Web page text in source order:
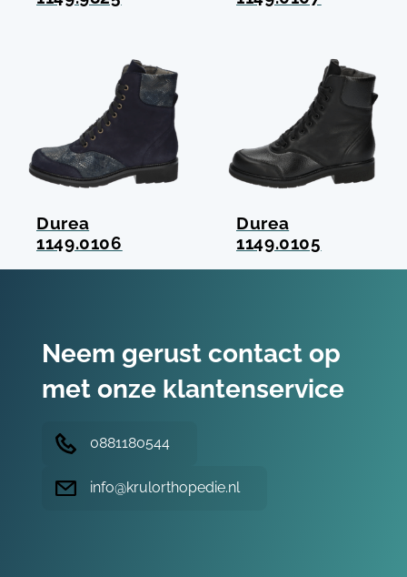
Durea
1149.0106
Durea
1149.0105
Neem gerust contact op
met onze klantenservice
0881180544
info@krulorthopedie.nl